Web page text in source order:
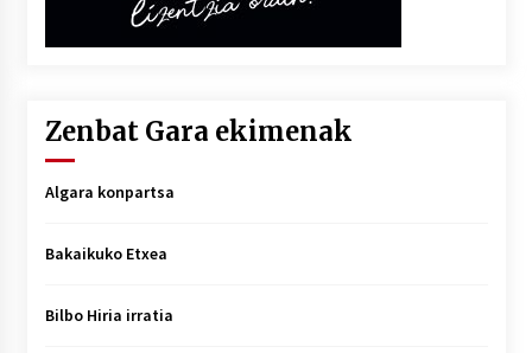
Zenbat Gara ekimenak
Algara konpartsa
Bakaikuko Etxea
Bilbo Hiria irratia